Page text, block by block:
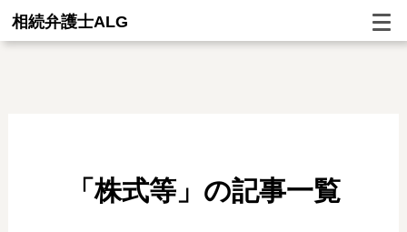
相続弁護士ALG
「株式等」の記事一覧